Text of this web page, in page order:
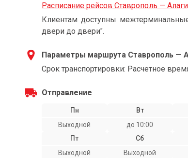
Расписание рейсов Ставрополь —
Клиентам доступны
двери до двери".
Параметры маршрута Ставрополь —
Срок транспортировки: Расчетное
Отправление
Пн
Выходной
Вт
до 10:00
Пт
Выходной
Сб
Выходной